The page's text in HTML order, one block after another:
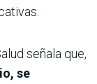
señala que,
se